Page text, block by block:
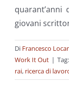
giovani
Di Francesco
Work It Out | Tag:
rai, ricerca di